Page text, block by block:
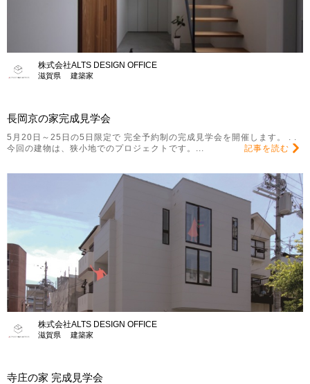
株式会社ALTS DESIGN OFFICE
滋賀県 建築家
長岡京の家完成見学会
5月20日～25日の5日限定で 完全予約制の完成見学会を開催します。 . .
今回の建物は、狭小地でのプロジェクトです。...
記事を読む
株式会社ALTS DESIGN OFFICE
滋賀県 建築家
寺庄の家 完成見学会